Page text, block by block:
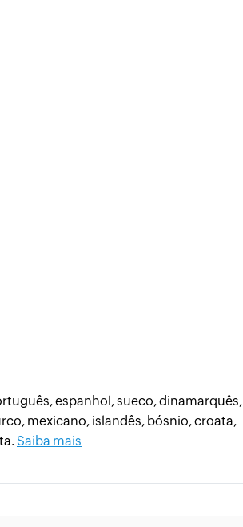
espanhol, sueco, dinamarquês,
mexicano, islandês, bósnio, croata,
Saiba mais